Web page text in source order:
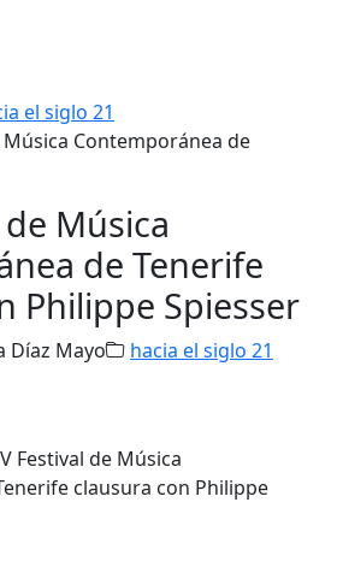
el siglo 21
Música Contemporánea de
de Música
de Tenerife
Philippe Spiesser
Díaz Mayo hacia el siglo 21